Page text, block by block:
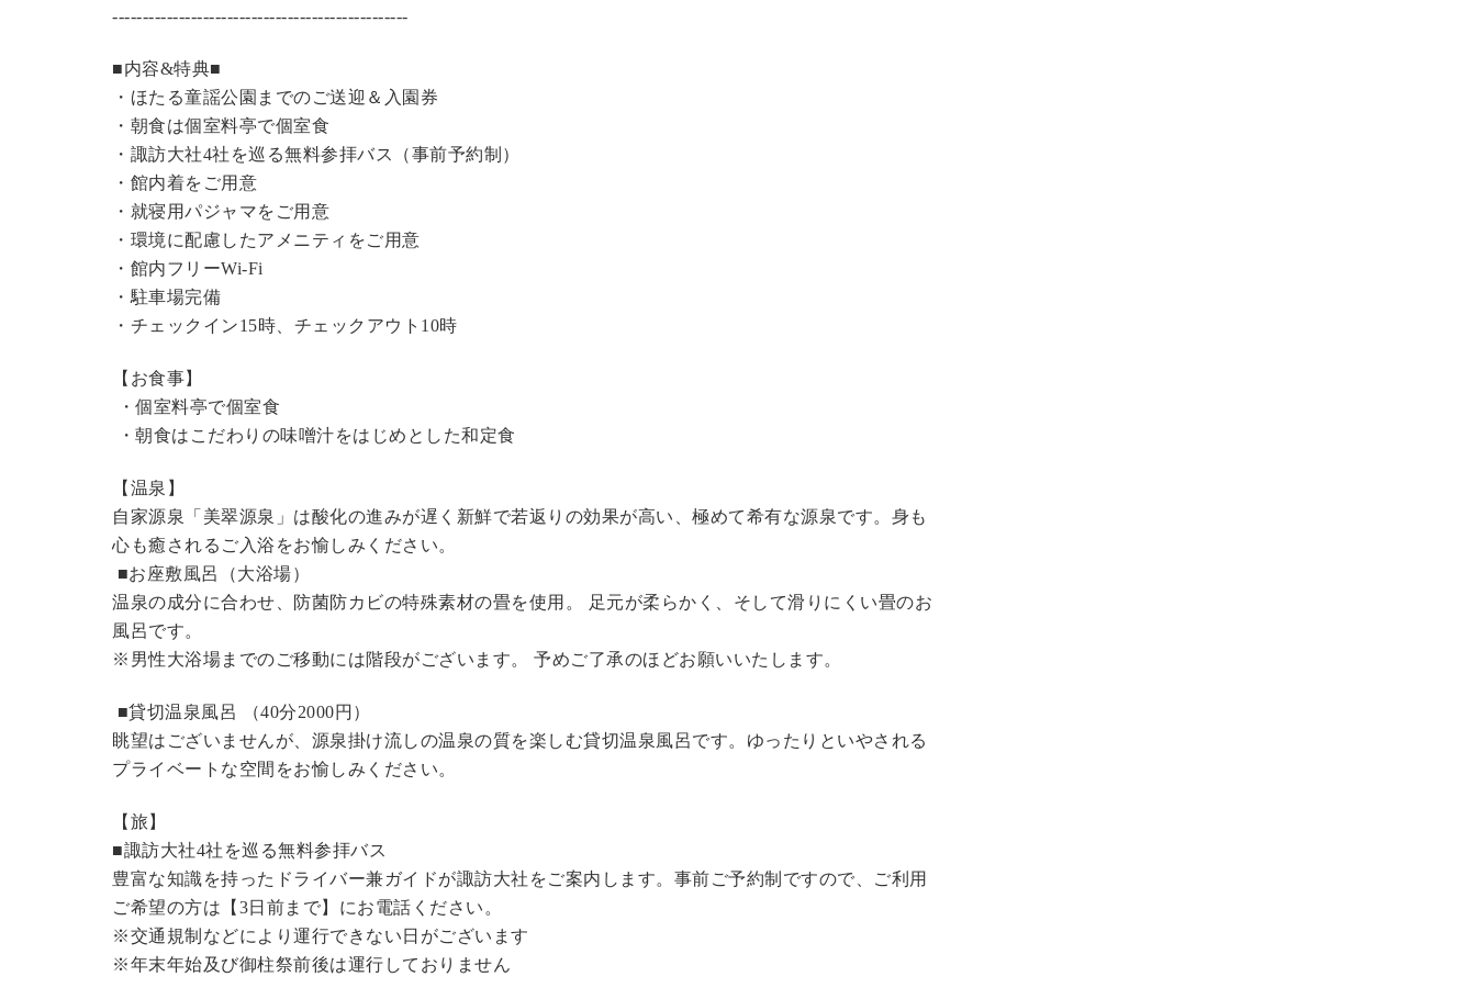
-------------------------------------------------
■内容&特典■
・ ほたる童謡公園までのご送迎＆入園券
・朝食は個室料亭で個室食
・諏訪大社4社を巡る無料参拝バス（事前予約制）
・館内着をご用意
・就寝用パジャマをご用意
・環境に配慮したアメニティをご用意
・館内フリーWi-Fi
・駐車場完備
・チェックイン15時、チェックアウト10時
【お食事】
・個室料亭で個室食
・朝食はこだわりの味噌汁をはじめとした和定食
【温泉】
自家源泉「美翠源泉」は酸化の進みが遅く新鮮で若返りの効果が高い、極めて希有な源泉です。身も
心も癒されるご入浴をお愉しみください。
■お座敷風呂（大浴場）
温泉の成分に合わせ、防菌防カビの特殊素材の畳を使用。 足元が柔らかく、そして滑りにくい畳のお
風呂です。
※男性大浴場までのご移動には階段がございます。 予めご了承のほどお願いいたします。
■貸切温泉風呂 （40分2000円）
眺望はございませんが、源泉掛け流しの温泉の質を楽しむ貸切温泉風呂です。ゆったりといやされる
プライベートな空間をお愉しみください。
【旅】
■諏訪大社4社を巡る無料参拝バス
豊富な知識を持ったドライバー兼ガイドが諏訪大社をご案内します。 事前ご予約制ですので、ご利用
ご希望の方は【3日前まで】にお電話ください。
※交通規制などにより運行できない日がございます
※年末年始及び御柱祭前後は運行しておりません